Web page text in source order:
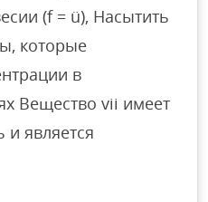
(f = ü), Насытить
которые
в
Вещество vii имеет
и является